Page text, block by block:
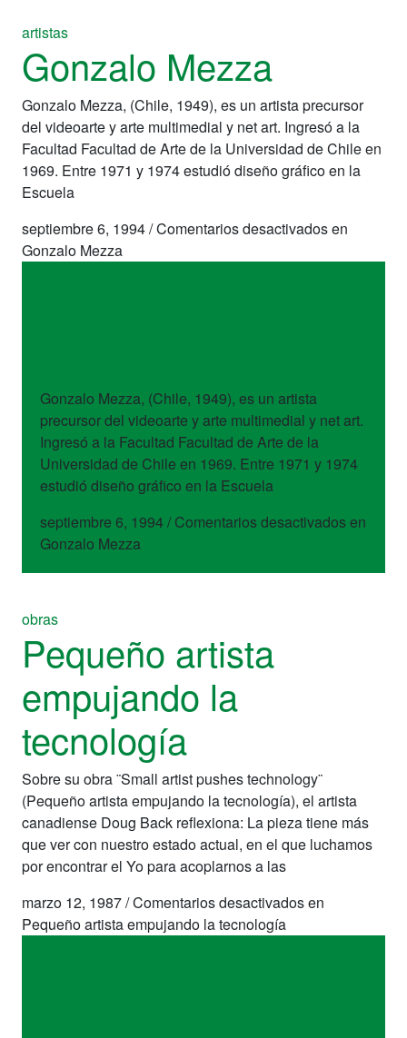
artistas
Gonzalo Mezza
Gonzalo Mezza, (Chile, 1949), es un artista precursor
del videoarte y arte multimedial y net art. Ingresó a la
Facultad Facultad de Arte de la Universidad de Chile en
1969. Entre 1971 y 1974 estudió diseño gráfico en la
Escuela
septiembre 6, 1994/Comentarios desactivadosen
Gonzalo Mezza
Gonzalo Mezza, (Chile, 1949), es un artista
precursor del videoarte y arte multimedial y net art.
Ingresó a la Facultad Facultad de Arte de la
Universidad de Chile en 1969. Entre 1971 y 1974
estudió diseño gráfico en la Escuela
septiembre 6, 1994/ Comentarios desactivadosen
Gonzalo Mezza
obras
Pequeño artista
empujando la
tecnología
Sobre su obra ¨Small artist pushes technology¨
(Pequeño artista empujando la tecnología), el artista
canadiense Doug Back reflexiona: La pieza tiene más
que ver con nuestro estado actual, en el que luchamos
por encontrar el Yo para acoplarnos a las
marzo 12, 1987/Comentarios desactivadosen
Pequeño artista empujando la tecnología